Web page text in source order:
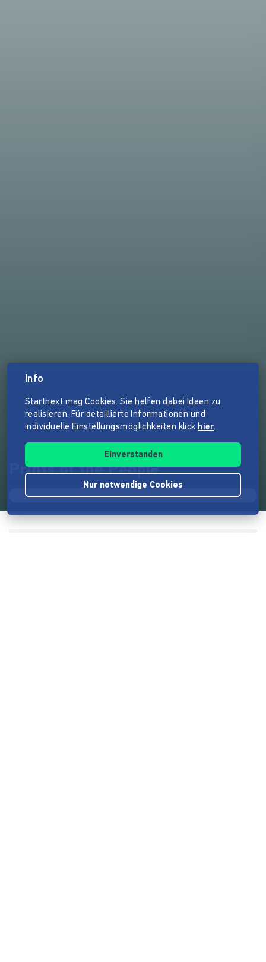
Prints of the People
Info
Startnext mag Cookies. Sie helfen dabei Ideen zu
realisieren. Für detaillierte Informationen und
individuelle Einstellungsmöglichkeiten klick hier.
Einverstanden
Nur notwendige Cookies